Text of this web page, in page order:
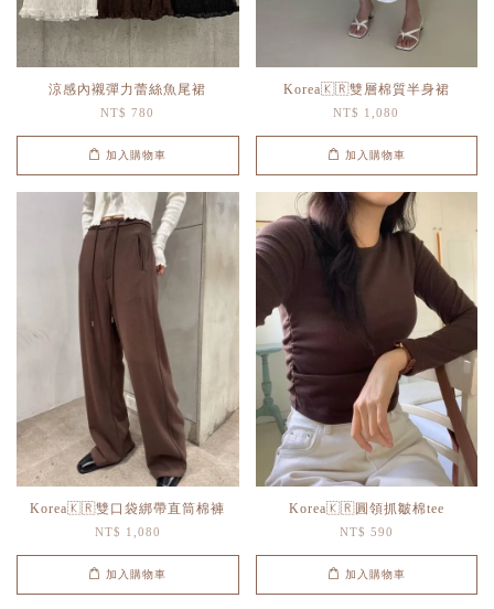
涼感內襯彈力蕾絲魚尾裙
NT$ 780
加入購物車
Korea🇰🇷雙層棉質半身裙
NT$ 1,080
加入購物車
Korea🇰🇷雙口袋綁帶直筒棉褲
NT$ 1,080
加入購物車
Korea🇰🇷圓領抓皺棉tee
NT$ 590
加入購物車